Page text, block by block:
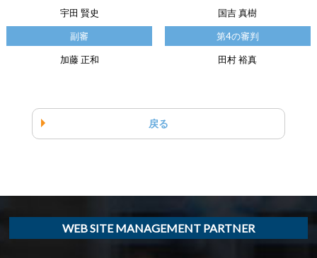
宇田 賢史 国吉 真樹
副審
加藤 正和
第4の審判
田村 裕真
戻る
WEB SITE MANAGEMENT PARTNER